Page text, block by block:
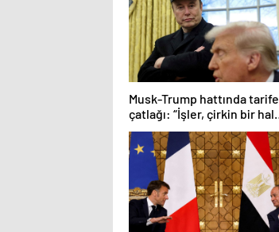
Musk-Trump hattında tarife
çatlağı: “İşler, çirkin bir hal
alıyor”